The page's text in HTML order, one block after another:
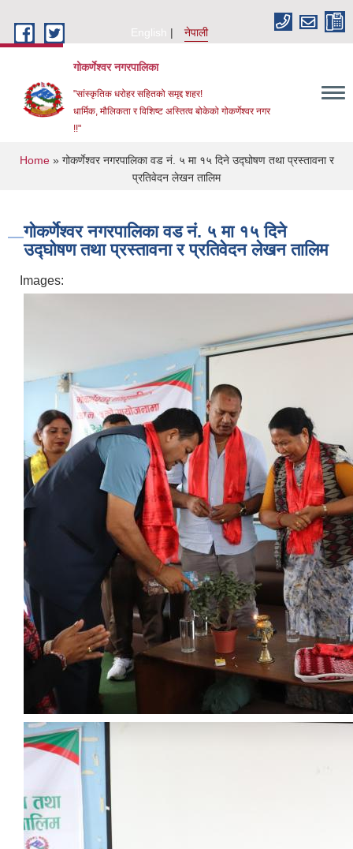
English
नेपाली
गोकर्णेश्वर नगरपालिका
"सांस्कृतिक धरोहर सहितको समृद्द शहर!
धार्मिक, मौलिकता र विशिष्ट अस्तित्व बोकेको गोकर्णेश्वर नगर
!!"
You are here
Home» गोकर्णेश्वर नगरपालिका वड नं. ५ मा १५ दिने उद्घोषण तथा प्रस्तावना र
प्रतिवेदन लेखन तालिम
गोकर्णेश्वर नगरपालिका वड नं. ५ मा १५ दिने
उद्घोषण तथा प्रस्तावना र प्रतिवेदन लेखन तालिम
Images: